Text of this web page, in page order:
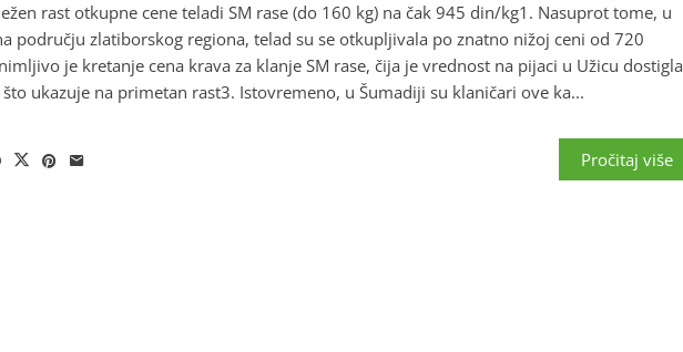
rast otkupne cene teladi SM rase (do 160 kg) na čak 945 din/kg1. Nasuprot tome, u
području zlatiborskog regiona, telad su se otkupljivala po znatno nižoj ceni od 720
je kretanje cena krava za klanje SM rase, čija je vrednost na pijaci u Užicu dostigla
ukazuje na primetan rast3. Istovremeno, u Šumadiji su klaničari ove ka...
Pročitaj više